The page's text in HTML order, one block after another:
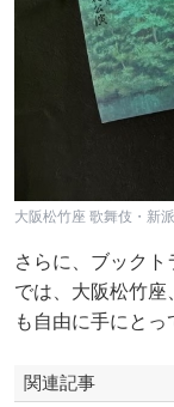
大阪松竹座 歌舞伎・新
さらに、ブックト
では、大阪松竹
も自由に手にとっ
関連記事